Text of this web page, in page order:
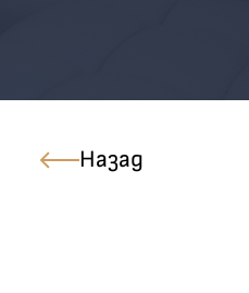
Назад